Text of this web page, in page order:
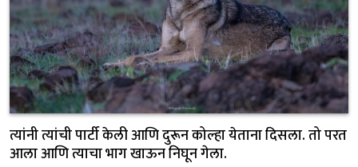
त्यांनी त्यांची पार्टी केली आणि दुरून कोल्हा येताना दिसला. तो परत
आला आणि त्याचा भाग खाऊन निघून गेला.